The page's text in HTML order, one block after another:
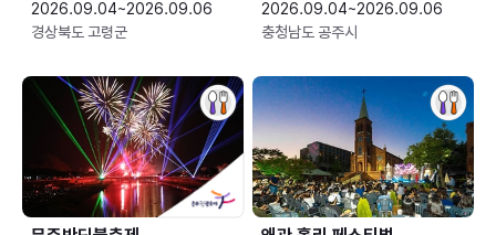
2026.09.04~2026.09.06
경상북도 고령군
2026.09.04~2026.09.06
충청남도 공주시